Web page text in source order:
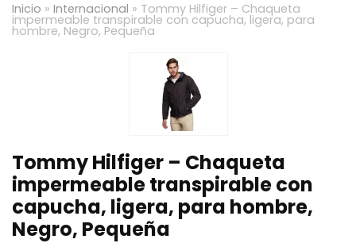
Inicio » Internacional » Tommy Hilfiger – Chaqueta
impermeable transpirable con capucha, ligera, para
hombre, Negro, Pequeña
Tommy Hilfiger – Chaqueta
impermeable transpirable con
capucha, ligera, para hombre,
Negro, Pequeña